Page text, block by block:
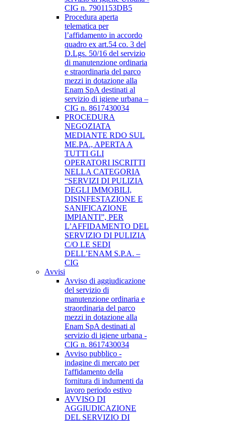
CIG n. 7901153DB5
Procedura aperta
telematica per
l’affidamento in accordo
quadro ex art.54 co. 3 del
D.Lgs. 50/16 del servizio
di manutenzione ordinaria
e straordinaria del parco
mezzi in dotazione alla
Enam SpA destinati al
servizio di igiene urbana –
CIG n. 8617430034
PROCEDURA
NEGOZIATA
MEDIANTE RDO SUL
ME.PA., APERTA A
TUTTI GLI
OPERATORI ISCRITTI
NELLA CATEGORIA
“SERVIZI DI PULIZIA
DEGLI IMMOBILI,
DISINFESTAZIONE E
SANIFICAZIONE
IMPIANTI”, PER
L’AFFIDAMENTO DEL
SERVIZIO DI PULIZIA
C/O LE SEDI
DELL’ENAM S.P.A. –
CIG
Avvisi
Avviso di aggiudicazione
del servizio di
manutenzione ordinaria e
straordinaria del parco
mezzi in dotazione alla
Enam SpA destinati al
servizio di igiene urbana -
CIG n. 8617430034
Avviso pubblico -
indagine di mercato per
l'affidamento della
fornitura di indumenti da
lavoro periodo estivo
AVVISO DI
AGGIUDICAZIONE
DEL SERVIZIO DI